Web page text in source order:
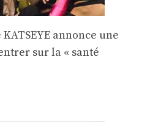
annonce une
sur la « santé